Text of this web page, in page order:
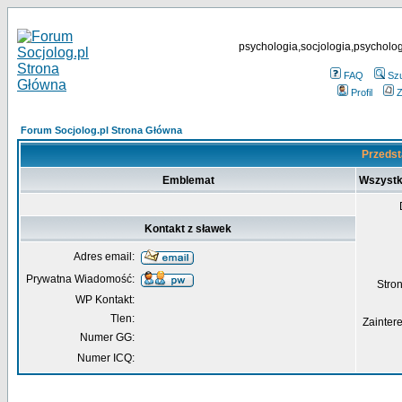
FAQ
Profil
Forum Socjolog.pl Strona Główna
Emblemat
Kontakt z sławek
Adres email:
Prywatna Wiadomość:
WP Kontakt:
Tlen:
Numer GG:
Numer ICQ: